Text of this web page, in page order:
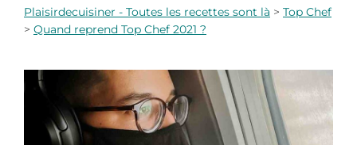
Plaisirdecuisiner - Toutes les recettes sont là > Top Chef
> Quand reprend Top Chef 2021 ?